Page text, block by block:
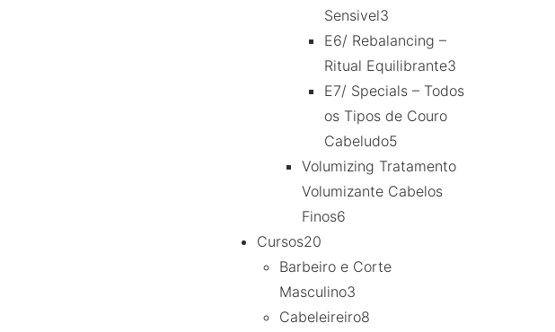
Sensivel3
E6/ Rebalancing –
Ritual Equilibrante3
E7/ Specials – Todos
os Tipos de Couro
Cabeludo5
Volumizing Tratamento
Volumizante Cabelos
Finos6
Cursos20
Barbeiro e Corte
Masculino3
Cabeleireiro8